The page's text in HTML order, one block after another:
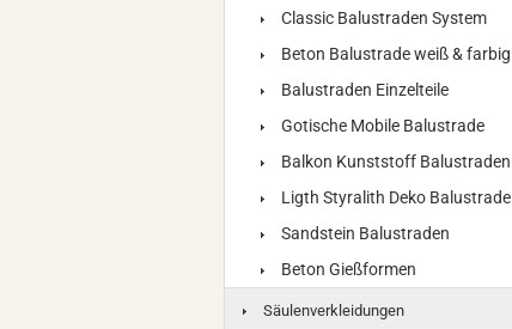
Classic Balustraden System
Beton Balustrade weiß & farbig
Balustraden Einzelteile
Gotische Mobile Balustrade
Balkon Kunststoff Balustraden
Ligth Styralith Deko Balustrade
Sandstein Balustraden
Beton Gießformen
Säulenverkleidungen